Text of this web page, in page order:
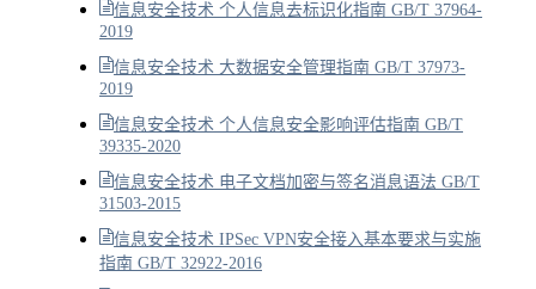
信息安全技术 个人信息去标识化指南 GB/T 37964-
2019
信息安全技术 大数据安全管理指南 GB/T 37973-
2019
信息安全技术 个人信息安全影响评估指南 GB/T
39335-2020
信息安全技术 电子文档加密与签名消息语法 GB/T
31503-2015
信息安全技术 IPSec VPN安全接入基本要求与实施
指南 GB/T 32922-2016